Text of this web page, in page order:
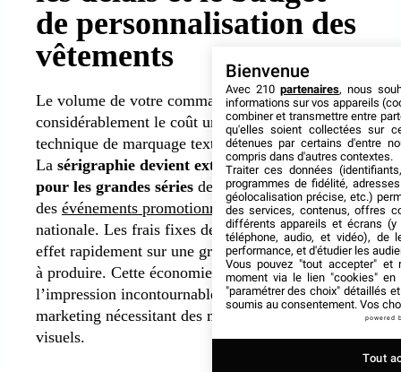
de personnalisation des
vêtements
Le volume de votre commande influence
considérablement le coût unitaire de chaque
technique de marquage textile retenue.
La sérigraphie devient extrêmement rentable
pour les grandes séries destinées à
des événements promotionnelsd’envergure
nationale. Les frais fixes de création se diluent en
effet rapidement sur une grande quantité de pièces
à produire. Cette économie d’échelle rend
l’impression incontournable pour les campagnes
marketing nécessitant des milliers de supports
visuels.
Bienvenue
Avec 210 partenaires, nous
informations sur vos appareils
combiner et transmettre entre
qu'elles soient collectées sur
détenues par certains d'entre
compris dans d'autres contextes.
Traiter ces données
programmes de fidélité,
géolocalisation précise, etc.)
des services, contenus, offres
différents appareils et écrans (y
téléphone, audio, et vidéo), de
performance, et d'étudier les
Vous pouvez "tout accepter" et
moment via le lien "cookies" en
"paramétrer des choix" détaillés
soumis au consentement. Vos
powered
Tout